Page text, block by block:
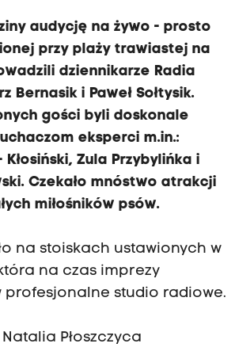
audycję na żywo - prosto
przy plaży trawiastej na
dziennikarze Radia
Bernasik i Paweł Sołtysik.
gości byli doskonale
eksperci m.in.:
Zula Przybylińka i
Czekało mnóstwo atrakcji
miłośników psów.
na stoiskach ustawionych w
na czas imprezy
profesjonalne studio radiowe.
Płoszczyca